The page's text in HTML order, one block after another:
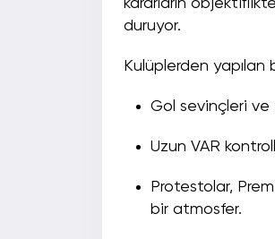
kararların
duruyor.
Kulüplerden yapılan
Gol sevinçleri
Uzun VAR
Protestolar,
bir atmosfer.